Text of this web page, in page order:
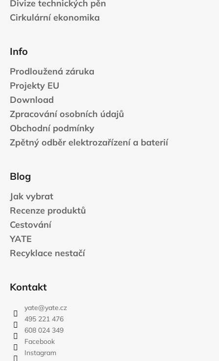
Divize technických pěn
Cirkulární ekonomika
Info
Prodloužená záruka
Projekty EU
Download
Zpracování osobních údajů
Obchodní podmínky
Zpětný odběr elektrozařízení a baterií
Blog
Jak vybrat
Recenze produktů
Cestování
YATE
Recyklace nestačí
Kontakt
yate@yate.cz
495 221 476
608 024 349
Facebook
Instagram